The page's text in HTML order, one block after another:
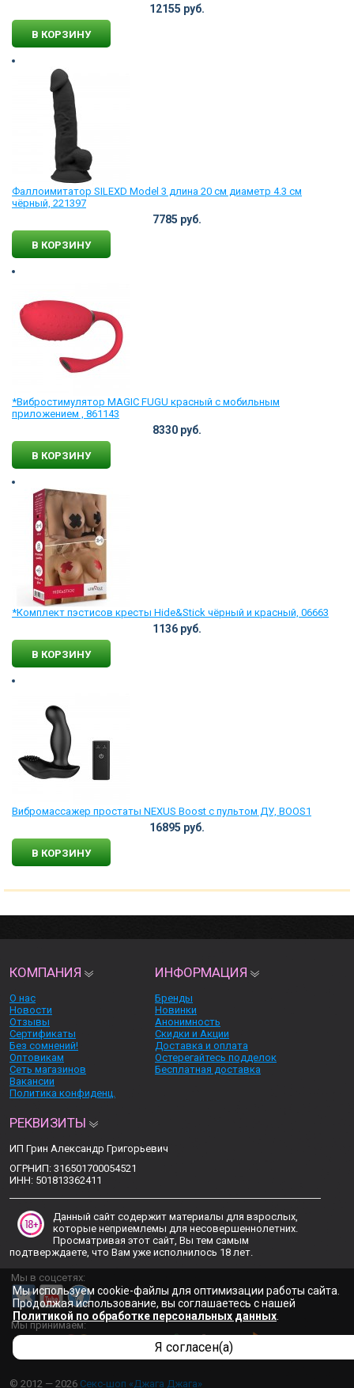
12155 руб.
В КОРЗИНУ
Фаллоимитатор SILEXD Model 3 длина 20 см диаметр 4.3 см
чёрный, 221397
7785 руб.
В КОРЗИНУ
*Вибростимулятор MAGIC FUGU красный с мобильным
приложением , 861143
8330 руб.
В КОРЗИНУ
*Комплект пэстисов кресты Hide&Stick чёрный и красный, 06663
1136 руб.
В КОРЗИНУ
Вибромассажер простаты NEXUS Boost с пультом ДУ, BOOS1
16895 руб.
В КОРЗИНУ
КОМПАНИЯ
О нас
Новости
Отзывы
Сертификаты
Без сомнений!
Оптовикам
Сеть магазинов
Вакансии
Политика конфиденц.
ИНФОРМАЦИЯ
Бренды
Новинки
Анонимность
Скидки и Акции
Доставка и оплата
Остерегайтесь подделок
Бесплатная доставка
РЕКВИЗИТЫ
ИП Грин Александр Григорьевич
ОГРНИП: 316501700054521
ИНН: 501813362411
Данный сайт содержит материалы для взрослых,
которые неприемлемы для несовершеннолетних.
Просматривая этот сайт, Вы тем самым
подтверждаете, что Вам уже исполнилось 18 лет.
Мы в соцсетях:
Мы принимаем:
© 2012 — 2026 Секс-шоп «Джага Джага»
Мы используем cookie-файлы для оптимизации работы сайта.
Продолжая использование, вы соглашаетесь с нашей
Политикой по обработке персональных данных
Я согласен(а)